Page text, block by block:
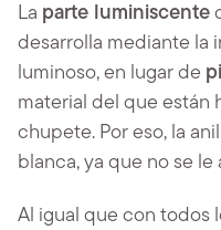
La parte luminiscente
desarrolla mediante la
luminoso, en lugar de
material del que están
chupete. Por eso, la
blanca, ya que no se
Al igual que con todos